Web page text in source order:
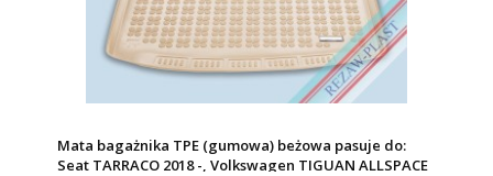
Mata bagażnika TPE (gumowa) beżowa pasuje do:
Seat TARRACO 2018 -, Volkswagen TIGUAN ALLSPACE